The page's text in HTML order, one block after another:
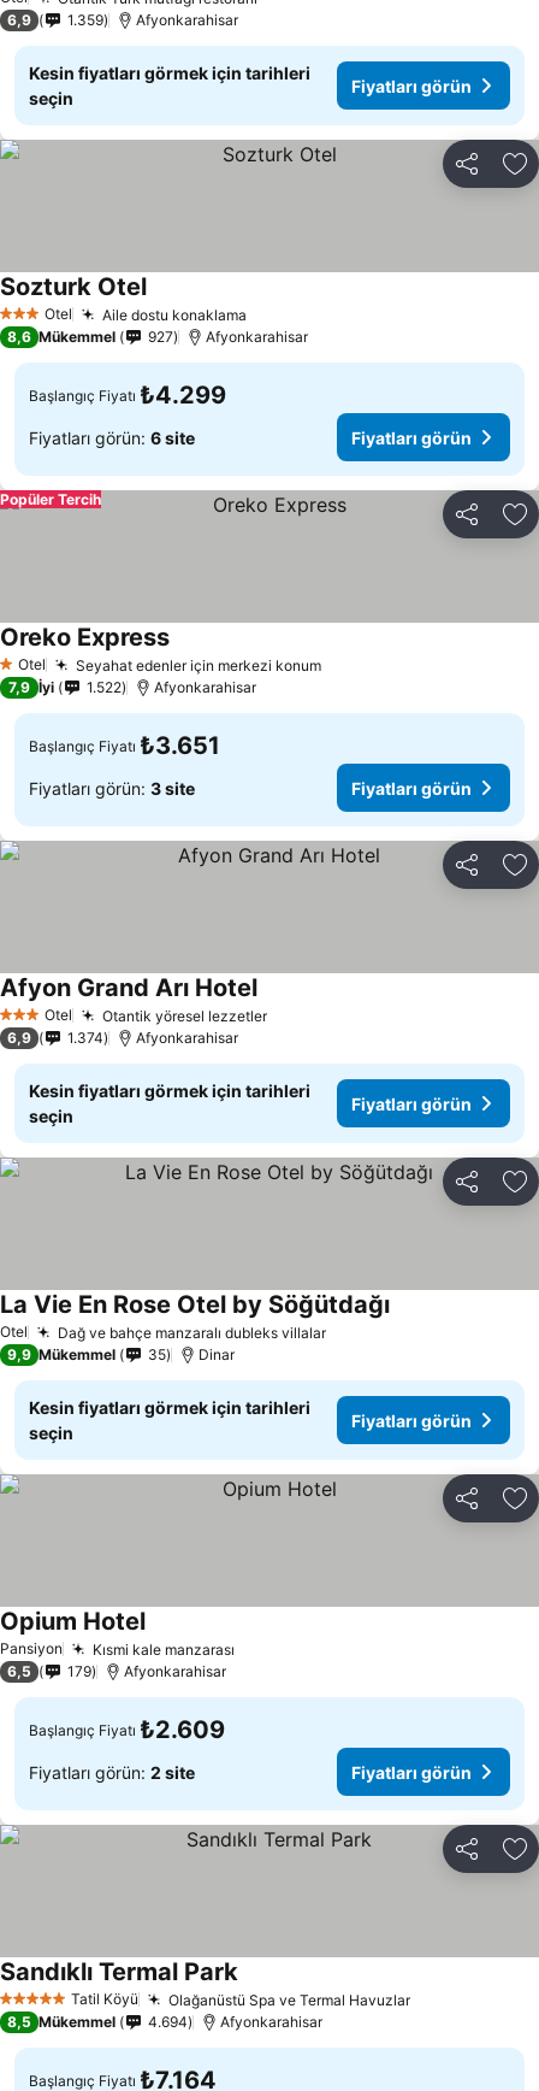
6,9 1.359 Afyonkarahisar
Kesin fiyatları görmek için tarihleri
seçin
Fiyatları görün
Paylaş
3 YıldızOtel Aile dostu konaklama
Sozturk OtelFiyatları görün
8,6 Mükemmel 927 Afyonkarahisar
Başlangıç Fiyatı ₺4.299
Fiyatları görün: 6 site Fiyatları görün
Paylaş
Popüler Tercih
1 Yıldız
Otel Seyahat edenler için merkezi konumFiyatları görün
Oreko ExpressFiyatları görün
7,9 İyi 1.522 Afyonkarahisar
Başlangıç Fiyatı ₺3.651
Fiyatları görün: 3 site Fiyatları görün
Paylaş
3 YıldızOtel Otantik yöresel lezzetlerFiyatları görün
Afyon Grand Arı HotelFiyatları görün
6,9 1.374 Afyonkarahisar
Kesin fiyatları görmek için tarihleri
seçin
Fiyatları görün
Paylaş
Otel Dağ ve bahçe manzaralı dubleks villalarFiyatları görün
La Vie En Rose Otel by SöğütdağıFiyatları görün
9,9 Mükemmel 35 Dinar
Kesin fiyatları görmek için tarihleri
seçin
Fiyatları görün
Paylaş
Pansiyon Kısmi kale manzarası
Opium HotelFiyatları görün
6,5 179 Afyonkarahisar
Başlangıç Fiyatı ₺2.609
Fiyatları görün: 2 site Fiyatları görün
Paylaş
5 Yıldız Tatil Köyü Olağanüstü Spa ve Termal HavuzlarFiyatları görün
Sandıklı Termal ParkFiyatları görün
8,5 Mükemmel 4.694 Afyonkarahisar
Başlangıç Fiyatı ₺7.164